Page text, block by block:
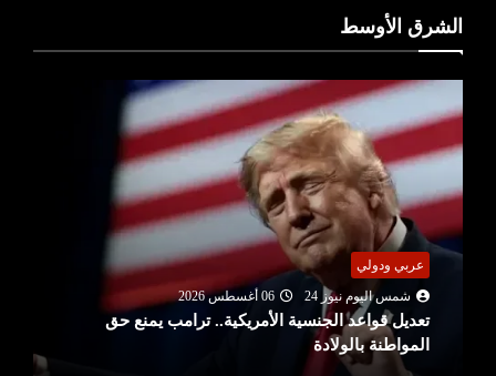
الشرق الأوسط
عربي ودولي
شمس اليوم نيوز 24
06 أغسطس 2026
تعديل قواعد الجنسية الأمريكية.. ترامب يمنع حق
المواطنة بالولادة